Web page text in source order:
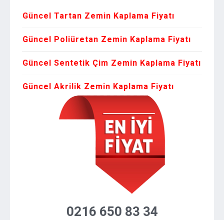
Güncel Tartan Zemin Kaplama Fiyatı
Güncel Poliüretan Zemin Kaplama Fiyatı
Güncel Sentetik Çim Zemin Kaplama Fiyatı
Güncel Akrilik Zemin Kaplama Fiyatı
0216 650 83 34